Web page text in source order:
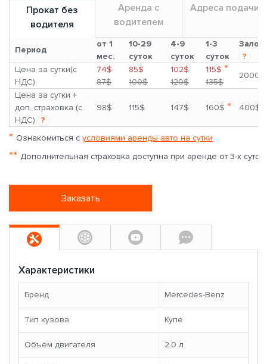
Прокат без
водителя
Аренда с
водителем
Адреса подачи
Период
от 1
мес.
10-29
суток
4-9
суток
1-3
суток
Залог
?
Цена за сутки(с
НДС)
74$
87$
85$
100$
102$
120$
115$ *
135$
2000$
Цена за сутки +
доп. страховка (с
НДС)
?
98$ 115$ 147$ 160$ * 400$
* Ознакомиться с условиями аренды авто на сутки
** Дополнительная страховка доступна при аренде от 3-х суток
Заказать
Характеристики
Бренд Mercedes-Benz
Тип кузова Купе
Объём двигателя 2.0 л